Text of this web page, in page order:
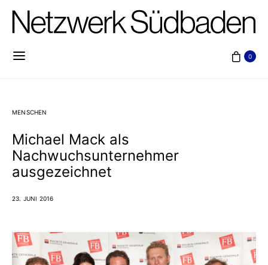
0
MENSCHEN
Michael Mack als
Nachwuchsunternehmer
ausgezeichnet
23. JUNI 2016